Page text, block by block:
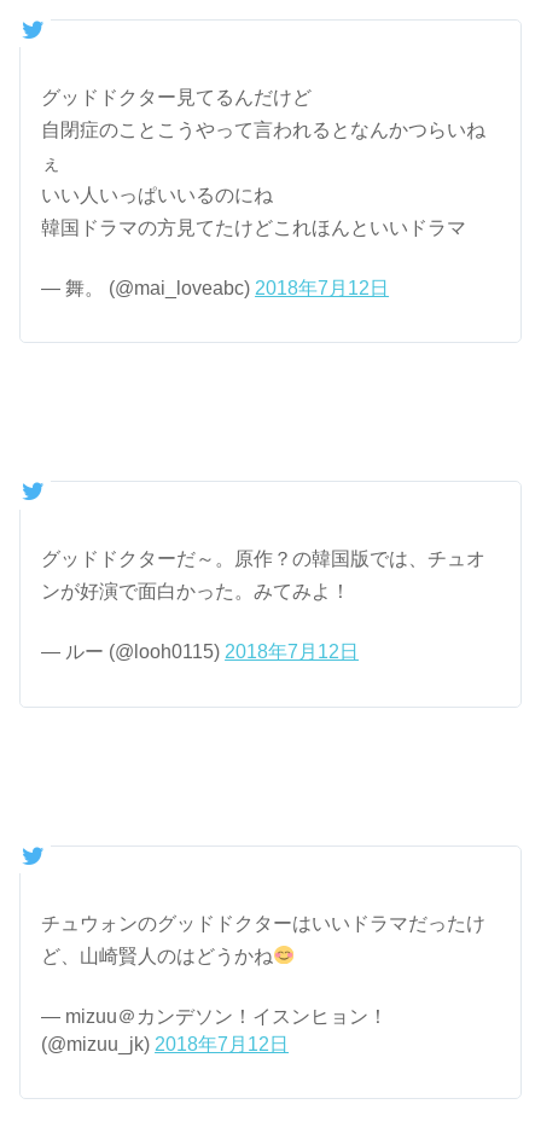
グッドドクター見てるんだけど
自閉症のことこうやって言われるとなんかつらいね
ぇ
いい人いっぱいいるのにね
韓国ドラマの方見てたけどこれほんといいドラマ
— 舞。 (@mai_loveabc) 2018年7月12日
グッドドクターだ～。原作？の韓国版では、チュオ
ンが好演で面白かった。みてみよ！
— ルー (@looh0115)2018年7月12日
チュウォンのグッドドクターはいいドラマだったけ
ど、山崎賢人のはどうかね
— mizuu＠カンデソン！イスンヒョン！
(@mizuu_jk) 2018年7月12日